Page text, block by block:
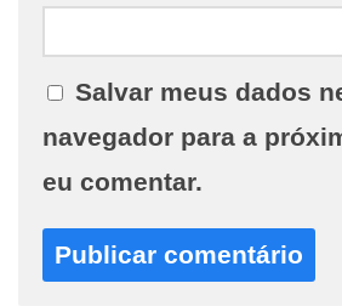
Salvar meus dados
navegador para a
eu comentar.